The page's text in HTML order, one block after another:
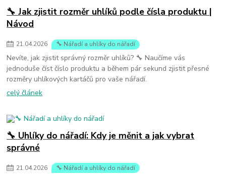
🔧 Jak zjistit rozměr uhlíků podle čísla produktu |
Návod
21.04.2026 🔧 Nářadí a uhlíky do nářadí
Nevíte, jak zjistit správný rozměr uhlíků? 🔧 Naučíme vás
jednoduše číst číslo produktu a během pár sekund zjistit přesné
rozměry uhlíkových kartáčů pro vaše nářadí.
celý článek
🔧 Uhlíky do nářadí: Kdy je měnit a jak vybrat
správné
21.04.2026 🔧 Nářadí a uhlíky do nářadí